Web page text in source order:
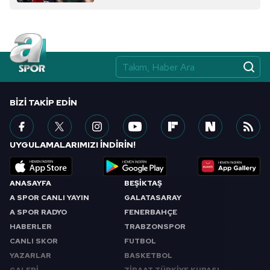
vasıtasıyla belirleyebilirsiniz. Çerezlere ilişkin detaylı bilgi
için Ayarlar butonuna tıklayabilir,Çerez Bilgilendirme
Metnimizi
ziyaret edebilirsiniz.
hazırlanmış Aydınlatma Metnimizi okumak ve sitemizde
ilgili mevzuata uygun olarak kullanılan çerezlerle ilgili bilgi
almak için lütfen
tıklayınız .
ANASAYFA
A SPOR CANLI YAYIN
A SPOR RADYO
HABERLER
CANLI SKOR
YAZARLAR
BEŞİKTAŞ
GALATASARAY
FENERBAHÇE
TRABZONSPOR
FUTBOL
BASKETBOL
BIZI TAKIP EDIN
UYGULAMALARIMIZI İNDİRİN!